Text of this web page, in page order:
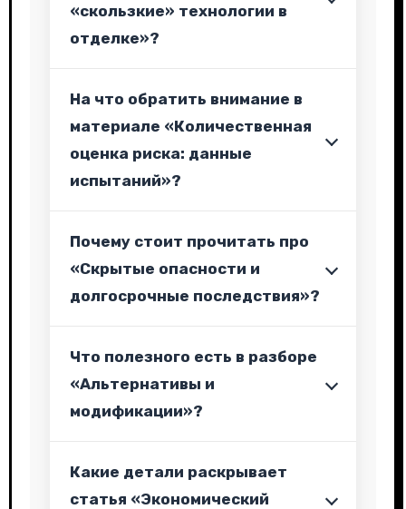
«скользкие» технологии в
отделке»?
На что обратить внимание в
материале «Количественная
оценка риска: данные
испытаний»?
Почему стоит прочитать про
«Скрытые опасности и
долгосрочные последствия»?
Что полезного есть в разборе
«Альтернативы и
модификации»?
Какие детали раскрывает
статья «Экономический